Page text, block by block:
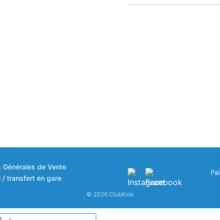
Générales de Vente
/ transfert en gare
© 2026 ClubKids